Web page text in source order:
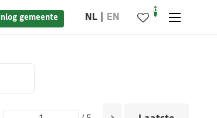
Inlog gemeente NL EN
0